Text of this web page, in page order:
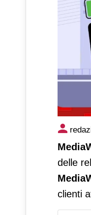
Club
delle
clienti